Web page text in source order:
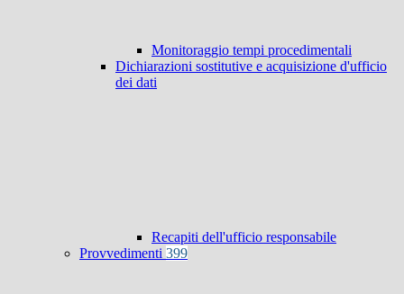
Monitoraggio tempi procedimentali
Dichiarazioni sostitutive e acquisizione d'ufficio
dei dati
Recapiti dell'ufficio responsabile
Provvedimenti 399